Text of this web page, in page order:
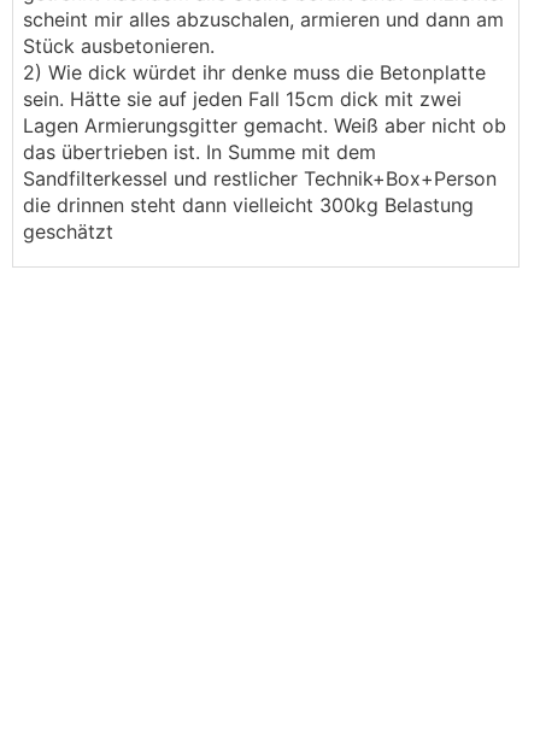
scheint mir alles abzuschalen, armieren und dann am
Stück ausbetonieren.
2) Wie dick würdet ihr denke muss die Betonplatte
sein. Hätte sie auf jeden Fall 15cm dick mit zwei
Lagen Armierungsgitter gemacht. Weiß aber nicht ob
das übertrieben ist. In Summe mit dem
Sandfilterkessel und restlicher Technik+Box+Person
die drinnen steht dann vielleicht 300kg Belastung
geschätzt